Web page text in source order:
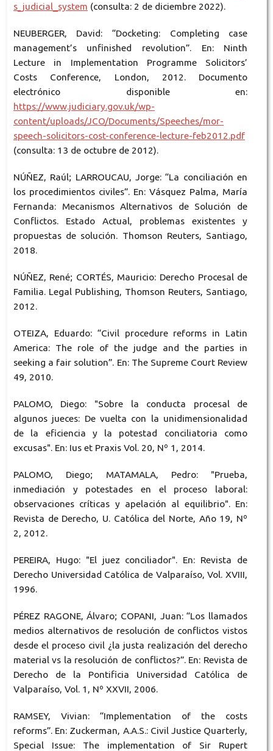
s_judicial_system (consulta: 2 de diciembre 2022).
NEUBERGER, David: “Docketing: Completing case
management’s unfinished revolution”. En: Ninth
Lecture in Implementation Programme Solicitors’
Costs Conference, London, 2012. Documento
electrónico disponible en:
https://www.judiciary.gov.uk/wp-
content/uploads/JCO/Documents/Speeches/mor-
speech-solicitors-cost-conference-lecture-feb2012.pdf
(consulta: 13 de octubre de 2012).
NÚÑEZ, Raúl; LARROUCAU, Jorge: “La conciliación en
los procedimientos civiles”. En: Vásquez Palma, María
Fernanda: Mecanismos Alternativos de Solución de
Conflictos. Estado Actual, problemas existentes y
propuestas de solución. Thomson Reuters, Santiago,
2018.
NÚÑEZ, René; CORTÉS, Mauricio: Derecho Procesal de
Familia. Legal Publishing, Thomson Reuters, Santiago,
2012.
OTEIZA, Eduardo: “Civil procedure reforms in Latin
America: The role of the judge and the parties in
seeking a fair solution”. En: The Supreme Court Review
49, 2010.
PALOMO, Diego: "Sobre la conducta procesal de
algunos jueces: De vuelta con la unidimensionalidad
de la eficiencia y la potestad conciliatoria como
excusas". En: Ius et Praxis Vol. 20, Nº 1, 2014.
PALOMO, Diego; MATAMALA, Pedro: "Prueba,
inmediación y potestades en el proceso laboral:
observaciones críticas y apelación al equilibrio". En:
Revista de Derecho, U. Católica del Norte, Año 19, Nº
2, 2012.
PEREIRA, Hugo: "El juez conciliador". En: Revista de
Derecho Universidad Católica de Valparaíso, Vol. XVIII,
1996.
PÉREZ RAGONE, Álvaro; COPANI, Juan: “Los llamados
medios alternativos de resolución de conflictos vistos
desde el proceso civil ¿la justa realización del derecho
material vs la resolución de conflictos?”. En: Revista de
Derecho de la Pontificia Universidad Católica de
Valparaíso, Vol. 1, Nº XXVII, 2006.
RAMSEY, Vivian: “Implementation of the costs
reforms”. En: Zuckerman, A.A.S.: Civil Justice Quarterly,
Special Issue: The implementation of Sir Rupert